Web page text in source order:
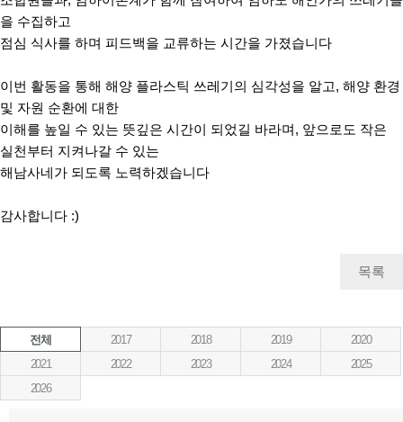
을 수집하고
점심 식사를 하며 피드백을 교류하는 시간을 가졌습니다
이번 활동을 통해 해양 플라스틱 쓰레기의 심각성을 알고, 해양 환경
및 자원 순환에 대한
이해를 높일 수 있는 뜻깊은 시간이 되었길 바라며, 앞으로도 작은
실천부터 지켜나갈 수 있는
해남사네가 되도록 노력하겠습니다
감사합니다 :)
목록
전체 2017 2018 2019
2020
2021
2022 2023 2024
2025
2026